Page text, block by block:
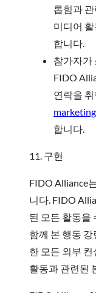
롭힘과
미디어
합니다.
참가자가
FIDO
연락을
합니다.
11. 구현
FIDO Alliance
니다. FIDO
된 모든 활동을
함께 본 행동
한 모든 외부
활동과 관련된